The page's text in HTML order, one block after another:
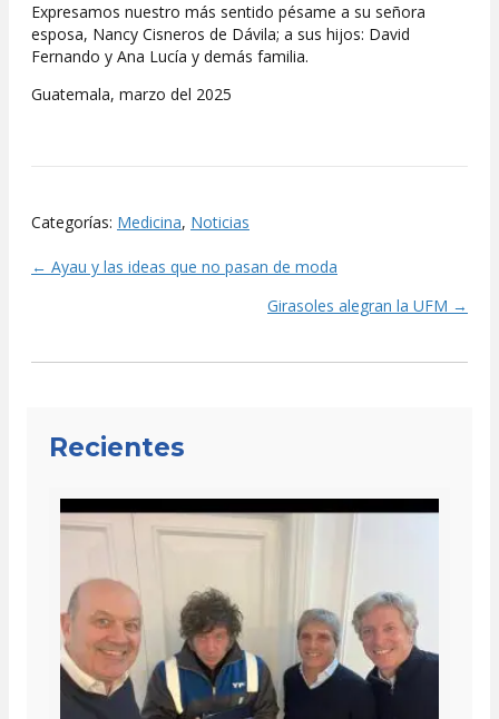
Expresamos nuestro más sentido pésame a su señora
esposa, Nancy Cisneros de Dávila; a sus hijos: David
Fernando y Ana Lucía y demás familia.
Guatemala, marzo del 2025
Categorías: Medicina, Noticias
Posts
← Ayau y las ideas que no pasan de moda
Girasoles alegran la UFM →
Recientes